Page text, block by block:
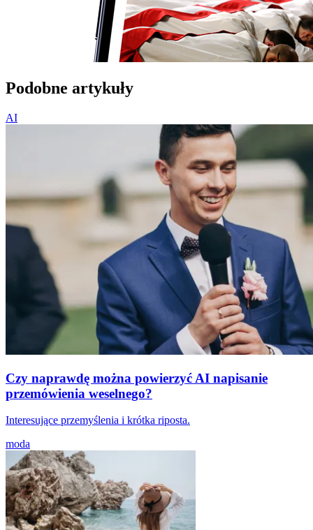
Podobne artykuły
AI
Czy naprawdę można powierzyć AI napisanie
przemówienia weselnego?
Interesujące przemyślenia i krótka riposta.
moda